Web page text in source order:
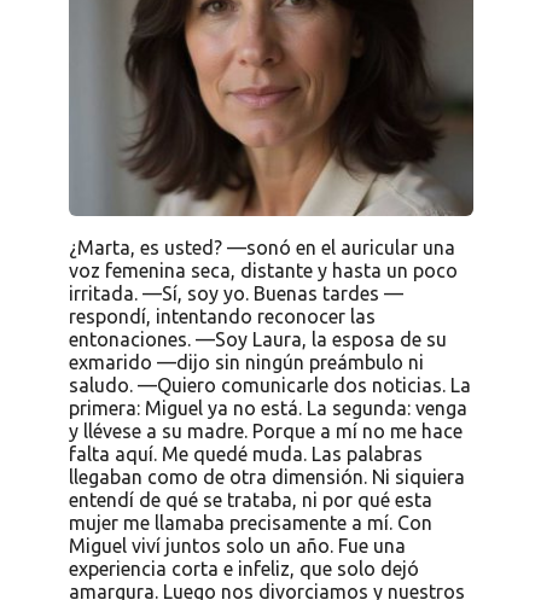
¿Marta, es usted? —sonó en el auricular una
voz femenina seca, distante y hasta un poco
irritada. —Sí, soy yo. Buenas tardes —
respondí, intentando reconocer las
entonaciones. —Soy Laura, la esposa de su
exmarido —dijo sin ningún preámbulo ni
saludo. —Quiero comunicarle dos noticias. La
primera: Miguel ya no está. La segunda: venga
y llévese a su madre. Porque a mí no me hace
falta aquí. Me quedé muda. Las palabras
llegaban como de otra dimensión. Ni siquiera
entendí de qué se trataba, ni por qué esta
mujer me llamaba precisamente a mí. Con
Miguel viví juntos solo un año. Fue una
experiencia corta e infeliz, que solo dejó
amargura. Luego nos divorciamos y nuestros